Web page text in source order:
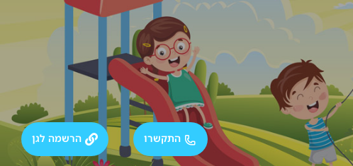
התקשרו הרשמה לגן